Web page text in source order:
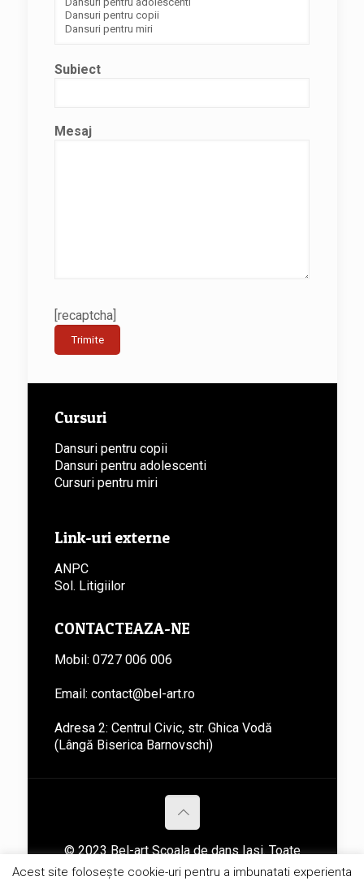
Subiect
Mesaj
[recaptcha]
Cursuri
Dansuri pentru copii
Dansuri pentru adolescenti
Cursuri pentru miri
Link-uri externe
ANPC
Sol. Litigiilor
CONTACTEAZA-NE
Mobil: 0727 006 006
Email: contact@bel-art.ro
Adresa 2: Centrul Civic, str. Ghica Vodă
(Lângă Biserica Barnovschi)
© 2023 Bel-art Scoala de dans Iasi. Toate
drepturile rezervare autorului.
Acest site folosește cookie-uri pentru a imbunatati experienta